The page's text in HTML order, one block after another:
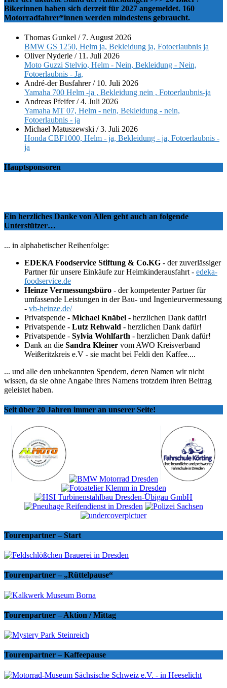
Bikerinnen haben sich derzeit für 2027 angemeldet. 160
Motorradfahrer*innen werden mindestens gebraucht.
Thomas Gunkel / 7. August 2026
BMW GS 1250, Helm ja, Bekleidung ja, Fotoerlaubnis ja
Oliver Nyderle / 11. Juli 2026
Moto Guzzi Stelvio, Helm - Nein, Bekleidung - Nein,
Fotoerlaubnis - Ja,
André-der Busfahrer/ 10. Juli 2026
Yamaha 700 Helm -ja , Bekleidung nein , Fotoerlaubnis-ja
Andreas Pfeifer/4. Juli 2026
Yamaha MT 07, Helm - nein, Bekleidung - nein,
Fotoerlaubnis - ja
Michael Matuszewski /3. Juli 2026
Honda CBF1000, Helm - ja, Bekleidung - ja, Fotoerlaubnis -
ja
Hauptsponsoren
Ein herzliches Danke von Allen geht auch an folgende
Unterstützer…
... in alphabetischer Reihenfolge:
EDEKA Foodservice Stiftung & Co.KG - der zuverlässiger
Partner für unsere Einkäufe zur Heimkinderausfahrt - edeka-
foodservice.de
Heinze Vermessungsbüro - der kompetenter Partner für
umfassende Leistungen in der Bau- und Ingenieurvermessung
- vb-heinze.de/
Privatspende - Michael Knäbel - herzlichen Dank dafür!
Privatspende - Lutz Rehwald - herzlichen Dank dafür!
Privatspende - Sylvia Wohlfarth - herzlichen Dank dafür!
Dank an die Sandra Kleiner vom AWO Kreisverband
Weißeritzkreis e.V - sie macht bei Feldi den Kaffee....
... und alle den unbekannten Spendern, deren Namen wir nicht
wissen, da sie ohne Angabe ihres Namens trotzdem ihren Beitrag
geleistet haben.
Seit über 20 Jahren immer an unserer Seite!
Tourenpartner – Start
Tourenpartner – „Rüttelpause“
Tourenpartner – Aktion / Mittag
Tourenpartner – Kaffeepause